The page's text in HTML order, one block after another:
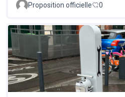
Proposition officielle 0